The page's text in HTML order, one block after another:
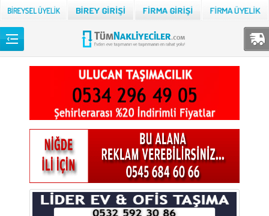
TÜM NAKLİYECİLER
Adıyaman
Ağrı
Aksaray
Ankara Antalya
Ardahan Artvin
Balıkesir
Back